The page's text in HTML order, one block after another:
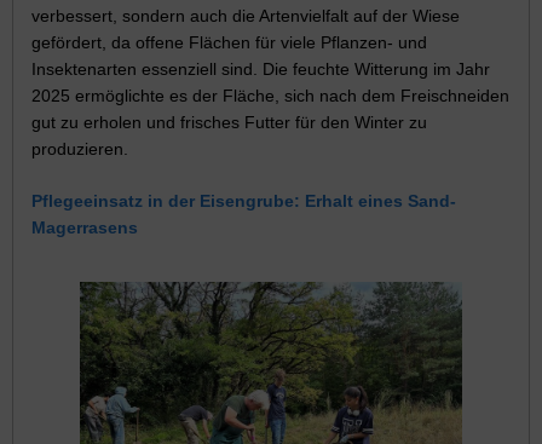
verbessert, sondern auch die Artenvielfalt auf der Wiese
gefördert, da offene Flächen für viele Pflanzen- und
Insektenarten essenziell sind. Die feuchte Witterung im Jahr
2025 ermöglichte es der Fläche, sich nach dem Freischneiden
gut zu erholen und frisches Futter für den Winter zu
produzieren.
Pflegeeinsatz in der Eisengrube: Erhalt eines Sand-
Magerrasens